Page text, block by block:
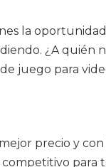
la
¿A quién
para
precio y
para